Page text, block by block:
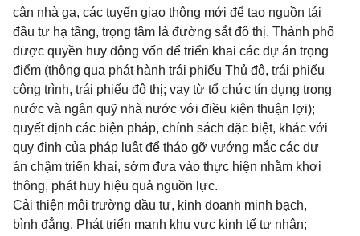
cận nhà ga, các tuyến giao thông mới để tạo nguồn tái
đầu tư hạ tầng, trọng tâm là đường sắt đô thị. Thành phố
được quyền huy động vốn để triển khai các dự án trọng
điểm (thông qua phát hành trái phiếu Thủ đô, trái phiếu
công trình, trái phiếu đô thị; vay từ tổ chức tín dụng trong
nước và ngân quỹ nhà nước với điều kiện thuận lợi);
quyết định các biện pháp, chính sách đặc biệt, khác với
quy định của pháp luật để tháo gỡ vướng mắc các dự
án chậm triển khai, sớm đưa vào thực hiện nhằm khơi
thông, phát huy hiệu quả nguồn lực.
Cải thiện môi trường đầu tư, kinh doanh minh bạch,
bình đẳng. Phát triển mạnh khu vực kinh tế tư nhân;